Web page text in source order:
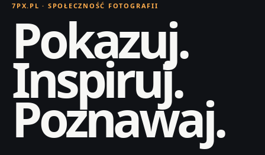
7PX.PL · SPOŁECZNOŚĆ FOTOGRAFII
Pokazuj.
Inspiruj.
Poznawaj.